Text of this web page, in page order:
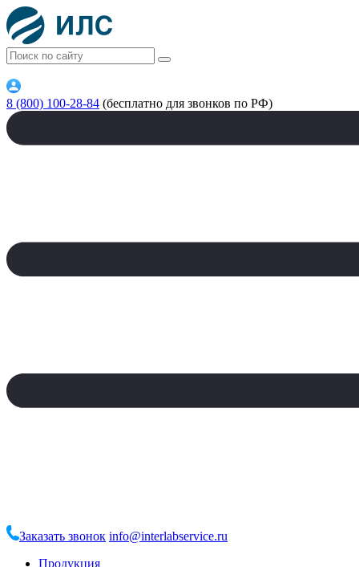
8 (800) 100-28-84 (бесплатно для звонков по РФ)
Заказать звонок info@interlabservice.ru
Продукция